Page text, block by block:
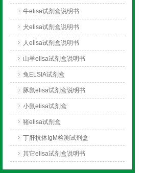
牛elisa试剂盒说明书
犬elisa试剂盒说明书
人elisa试剂盒说明书
山羊elisa试剂盒说明书
兔ELSIA试剂盒
豚鼠elisa试剂盒说明书
小鼠elisa试剂盒
猪elisa试剂盒
丁肝抗体IgM检测试剂盒
其它elisa试剂盒说明书